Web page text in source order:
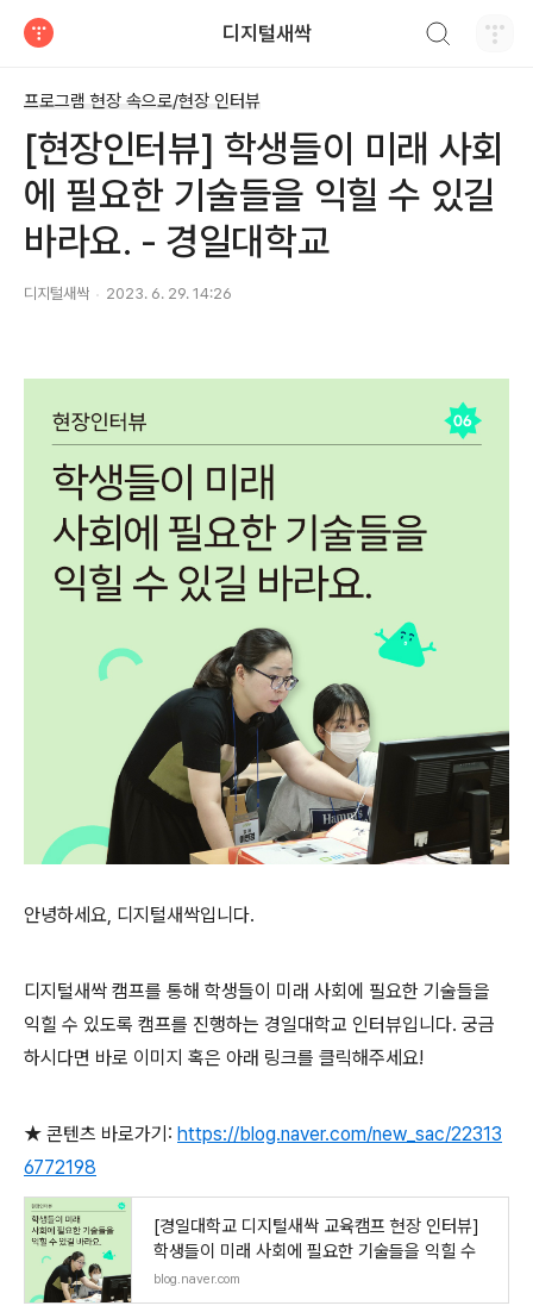
디지털새싹
프로그램 현장 속으로/현장 인터뷰
[현장인터뷰] 학생들이 미래 사회
에 필요한 기술들을 익힐 수 있길
바라요. - 경일대학교
디지털새싹 2023. 6. 29. 14:26
안녕하세요, 디지털새싹입니다.
디지털새싹 캠프를 통해 학생들이 미래 사회에 필요한 기술들을
익힐 수 있도록 캠프를 진행하는 경일대학교 인터뷰입니다. 궁금
하시다면 바로 이미지 혹은 아래 링크를 클릭해주세요!
★ 콘텐츠 바로가기: https://blog.naver.com/new_sac/22313
6772198
[경일대학교 디지털새싹 교육캠프 현장 인터뷰]
학생들이 미래 사회에 필요한 기술들을 익힐 수
blog.naver.com